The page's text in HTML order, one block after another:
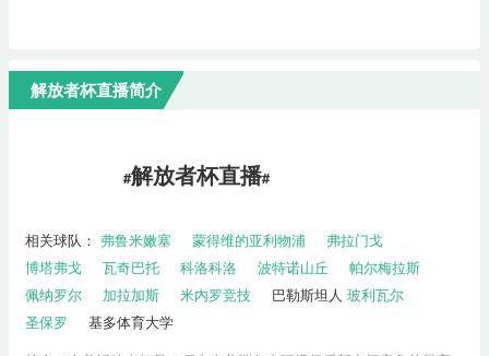
解放者杯直播简介
#解放者杯直播#
相关球队： 弗鲁米嫩塞 蒙得维的亚利物浦
弗拉门戈
博塔弗戈
瓦奇巴托 科洛科洛 波特诺山丘
帕尔梅拉斯
佩纳罗尔
加拉加斯 米内罗竞技 巴勒斯坦人 玻利瓦尔
圣保罗
基多体育大学